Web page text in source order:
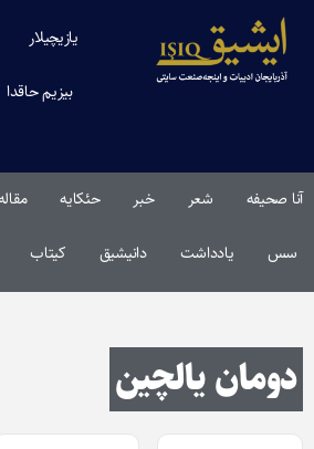
یازیچیلار
بیزیم حاقدا
آنا صحیفه شعر خبر حئکایه
سس یادداشت دانیشیق کیتاب
دومان یالچین